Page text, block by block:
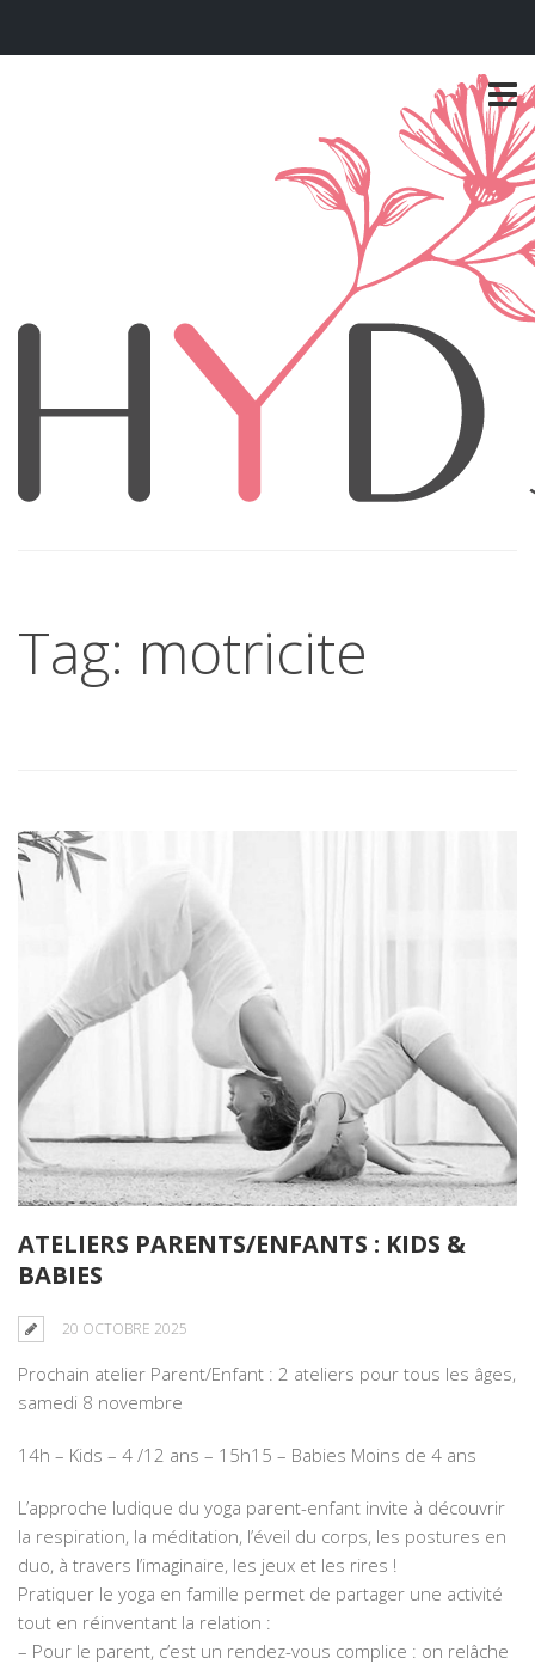
Tag: motricite
ATELIERS PARENTS/ENFANTS : KIDS &
BABIES
20 OCTOBRE 2025
Prochain atelier Parent/Enfant : 2 ateliers pour tous les âges,
samedi 8 novembre
14h – Kids – 4 /12 ans – 15h15 – Babies Moins de 4 ans
L’approche ludique du yoga parent-enfant invite à découvrir
la respiration, la méditation, l’éveil du corps, les postures en
duo, à travers l’imaginaire, les jeux et les rires !
Pratiquer le yoga en famille permet de partager une activité
tout en réinventant la relation :
– Pour le parent, c’est un rendez-vous complice : on relâche